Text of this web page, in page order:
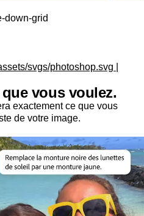
down-grid
svgs/photoshop.svg |
vous voulez.
exactement ce que vous
de votre image.